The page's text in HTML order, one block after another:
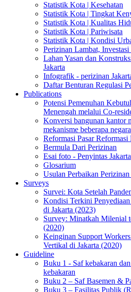
Statistik Kota | Kesehatan
Statistik Kota | Tingkat
Statistik Kota | Kualitas
Statistik Kota | Pariwisata
Statistik Kota | Kondisi
Perizinan Lambat,
Lahan Yasan dan
Jakarta
Infografik - perizinan
Daftar Benturan Regulasi
Publications
Potensi Pemenuhan
Menengah melalui Co-
Konversi bangunan kantor
mekanisme beberapa negara
Reformasi Pasar Reformasi
Bermula Dari Perizinan
Esai foto - Penyintas Jakarta
Glosarium
Usulan Perbaikan
Surveys
Survei: Kota Setelah
Kondisi Terkini Penyediaan
di Jakarta (2023)
Survey: Minatkah Milenial
(2020)
Keinginan Support
Vertikal di Jakarta (2020)
Guideline
Buku 1 - Saf kebakaran
kebakaran
Buku 2 – Saf Basemen &
Buku 3 – Fasilitas Publik